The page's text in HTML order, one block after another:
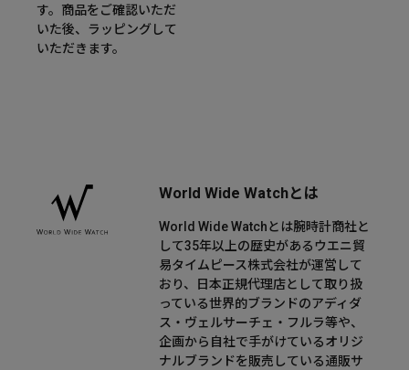
す。商品をご確認いただ
いた後、ラッピングして
いただきます。
World Wide Watchとは
World Wide Watchとは腕時計商社と
して35年以上の歴史があるウエニ貿
易タイムピース株式会社が運営して
おり、日本正規代理店として取り扱
っている世界的ブランドのアディダ
ス・ヴェルサーチェ・フルラ等や、
企画から自社で手がけているオリジ
ナルブランドを販売している通販サ